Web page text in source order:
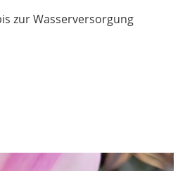
zur Wasserversorgung